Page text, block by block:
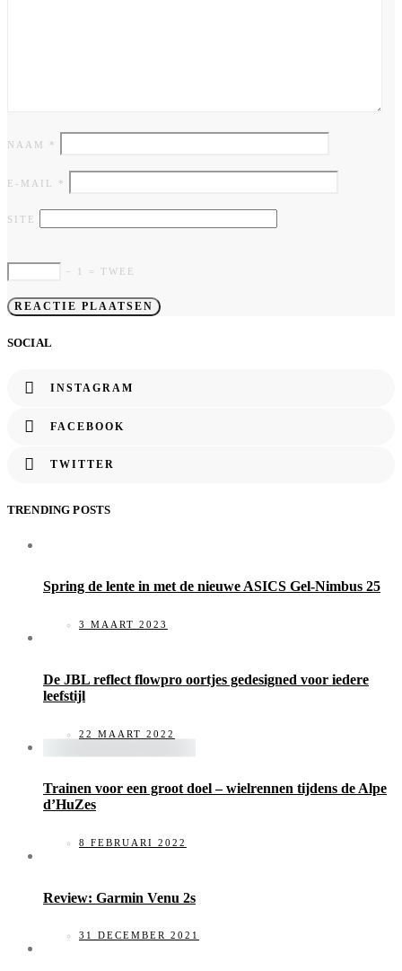
NAAM *
E-MAIL *
SITE
− 1 = TWEE
SOCIAL
INSTAGRAM
FACEBOOK
TWITTER
TRENDING POSTS
Spring de lente in met de nieuwe ASICS Gel-Nimbus 25
3 MAART 2023
De JBL reflect flowpro oortjes gedesigned voor iedere
leefstijl
22 MAART 2022
Trainen voor een groot doel – wielrennen tijdens de Alpe
d’HuZes
8 FEBRUARI 2022
Review: Garmin Venu 2s
31 DECEMBER 2021